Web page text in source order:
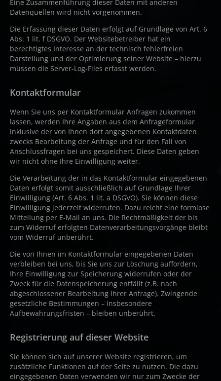
Eine Zusammenführung dieser Daten mit anderen
Datenquellen wird nicht vorgenommen.
Die Erfassung dieser Daten erfolgt auf Grundlage von Art. 6
Abs. 1 lit. f DSGVO. Der Websitebetreiber hat ein
berechtigtes Interesse an der technisch fehlerfreien
Darstellung und der Optimierung seiner Website – hierzu
müssen die Server-Log-Files erfasst werden.
Kontaktformular
Wenn Sie uns per Kontaktformular Anfragen zukommen
lassen, werden Ihre Angaben aus dem Anfrageformular
inklusive der von Ihnen dort angegebenen Kontaktdaten
zwecks Bearbeitung der Anfrage und für den Fall von
Anschlussfragen bei uns gespeichert. Diese Daten geben
wir nicht ohne Ihre Einwilligung weiter.
Die Verarbeitung der in das Kontaktformular eingegebenen
Daten erfolgt somit ausschließlich auf Grundlage Ihrer
Einwilligung (Art. 6 Abs. 1 lit. a DSGVO). Sie können diese
Einwilligung jederzeit widerrufen. Dazu reicht eine formlose
Mitteilung per E-Mail an uns. Die Rechtmäßigkeit der bis
zum Widerruf erfolgten Datenverarbeitungsvorgänge bleibt
vom Widerruf unberührt.
Die von Ihnen im Kontaktformular eingegebenen Daten
verbleiben bei uns, bis Sie uns zur Löschung auffordern,
Ihre Einwilligung zur Speicherung widerrufen oder der
Zweck für die Datenspeicherung entfällt (z.B. nach
abgeschlossener Bearbeitung Ihrer Anfrage). Zwingende
gesetzliche Bestimmungen – insbesondere
Aufbewahrungsfristen – bleiben unberührt.
Registrierung auf dieser Website
Sie können sich auf unserer Website registrieren, um
zusätzliche Funktionen auf der Seite zu nutzen. Die dazu
eingegebenen Daten verwenden wir nur zum Zwecke der